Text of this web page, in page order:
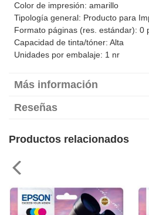
Color de impresión: amarillo
Tipología general: Producto para
Formato páginas (res. estándar): 0
Capacidad de tinta/tóner: Alta
Unidades por embalaje: 1 nr
Más información
Reseñas
Productos relacionados